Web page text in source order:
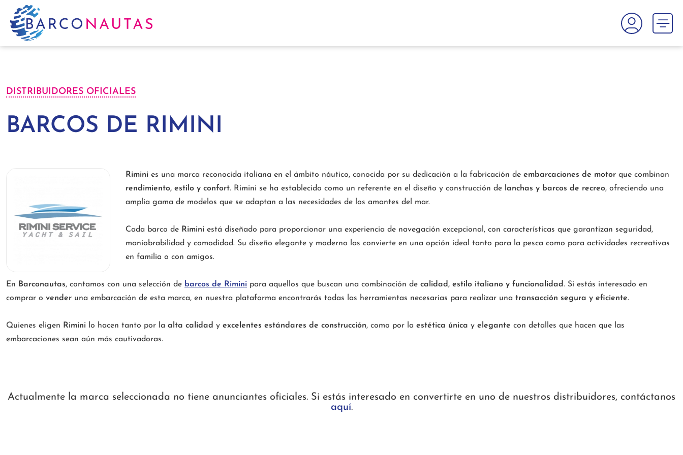
DISTRIBUIDORES OFICIALES
BARCOS DE RIMINI
Rimini es una marca reconocida italiana en el ámbito náutico, conocida por su dedicación a la fabricación de embarcaciones de motor que combinan
rendimiento, estilo y confort. Rimini se ha establecido como un referente en el diseño y construcción de lanchas y barcos de recreo, ofreciendo una
amplia gama de modelos que se adaptan a las necesidades de los amantes del mar.
Cada barco de Rimini está diseñado para proporcionar una experiencia de navegación excepcional, con características que garantizan seguridad,
maniobrabilidad y comodidad. Su diseño elegante y moderno las convierte en una opción ideal tanto para la pesca como para actividades recreativas
en familia o con amigos.
En Barconautas, contamos con una selección de barcos de Rimini para aquellos que buscan una combinación de calidad, estilo italiano y funcionalidad. Si estás interesado en
comprar o vender una embarcación de esta marca, en nuestra plataforma encontrarás todas las herramientas necesarias para realizar una transacción segura y eficiente.
Quienes eligen Rimini lo hacen tanto por la alta calidad y excelentes estándares de construcción, como por la estética única y elegante con detalles que hacen que las
embarcaciones sean aún más cautivadoras.
Actualmente la marca seleccionada no tiene anunciantes oficiales. Si estás interesado en convertirte en uno de nuestros distribuidores, contáctanos
aquí.